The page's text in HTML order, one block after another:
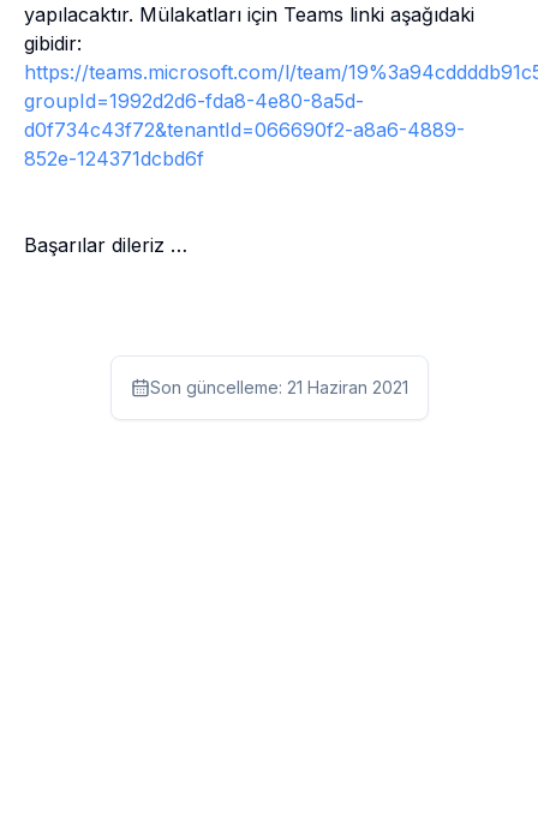
yapılacaktır. Mülakatları için Teams linki aşağıdaki
gibidir:
https://teams.microsoft.com/l/team/
groupId=1992d2d6-fda8-4e80-8a5d-
d0f734c43f72&tenantId=066690f2-a8a6-4889-
852e-124371dcbd6f
Başarılar dileriz …
Son güncelleme: 21 Haziran 2021